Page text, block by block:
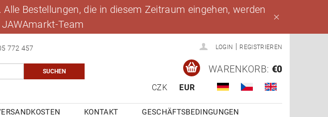
Bestellungen, die in diesem Zeitraum eingehen, werden
Team
772 457 LOGIN REGISTRIEREN
CZK EUR
WARENKORB: €0
KONTAKT
GESCHÄFTSBEDINGUNGEN